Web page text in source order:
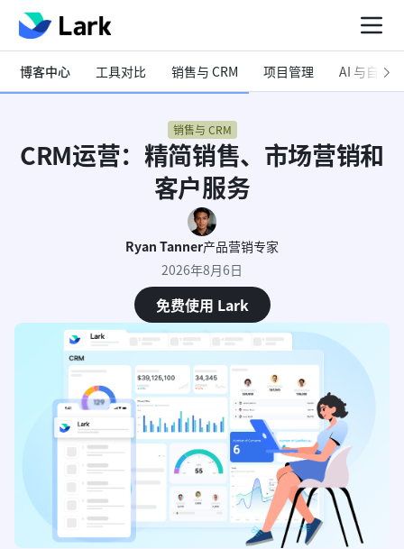
博客中心 工具对比 销售与 CRM 项目管理 AI 与自动化
销售与 CRM
CRM运营：精简销售、市场营销和
客户服务
Ryan Tanner产品营销专家
2026年8月6日
免费使用 Lark